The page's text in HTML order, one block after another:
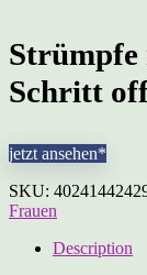
Schritt
jetzt ansehen*
SKU:
Frauen
Description